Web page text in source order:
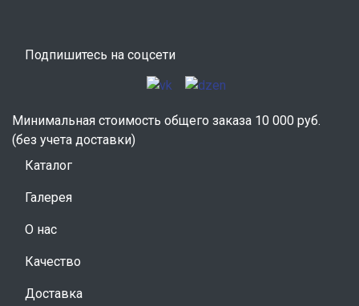
Подпишитесь на соцсети
Минимальная стоимость общего заказа 10 000 руб.
(без учета доставки)
Каталог
Галерея
О нас
Качество
Доставка